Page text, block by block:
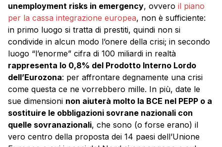
unemployment risks in emergency, ovvero il piano
per la cassa integrazione europea, non è sufficiente:
in primo luogo si tratta di prestiti, quindi non si
condivide in alcun modo l’onere della crisi; in secondo
luogo “l’enorme” cifra di 100 miliardi in realtà
rappresenta lo 0,8% del Prodotto Interno Lordo
dell’Eurozona: per affrontare degnamente una crisi
come questa ce ne vorrebbero mille. In più, date le
sue dimensioni non aiuterà molto la BCE nel PEPP o a
sostituire le obbligazioni sovrane nazionali con
quelle sovranazionali, che sono (o forse erano) il
vero centro della proposta dei 14 paesi dell’Unione